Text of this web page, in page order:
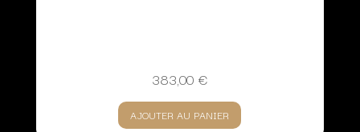
383,00 €
AJOUTER AU PANIER